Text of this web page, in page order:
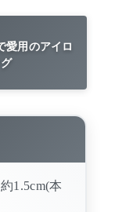
愛用のアイロ
1.5cm(本